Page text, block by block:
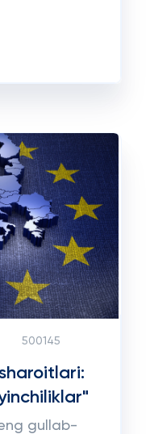
500145
gullab-